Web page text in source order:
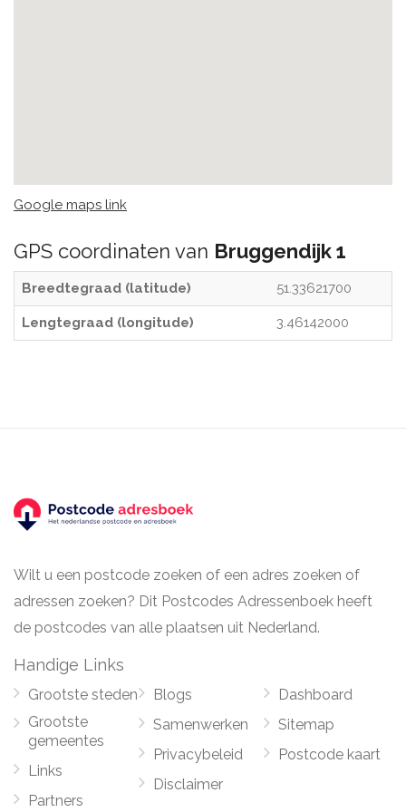
Google maps link
GPS coordinaten van Bruggendijk 1
Breedtegraad (latitude) 51.33621700
Lengtegraad (longitude) 3.46142000
Wilt u een postcode zoeken of een adres zoeken of
adressen zoeken? Dit Postcodes Adressenboek heeft
de postcodes van alle plaatsen uit Nederland.
Handige Links
Grootste steden
Grootste
gemeentes
Links
Partners
Blogs
Samenwerken
Privacybeleid
Disclaimer
Dashboard
Sitemap
Postcode kaart